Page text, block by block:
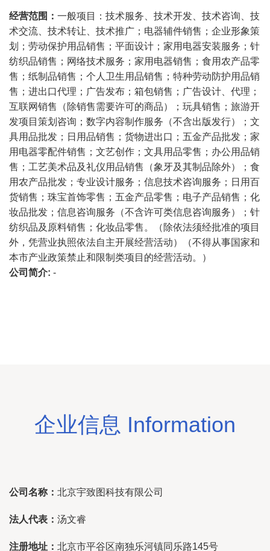
经营范围： 一般项目：技术服务、技术开发、技术咨询、技
术交流、技术转让、技术推广；电器辅件销售；企业形象策
划；劳动保护用品销售；平面设计；家用电器安装服务；针
纺织品销售；网络技术服务；家用电器销售；食用农产品零
售；纸制品销售；个人卫生用品销售；特种劳动防护用品销
售；进出口代理；广告发布；箱包销售；广告设计、代理；
互联网销售（除销售需要许可的商品）；玩具销售；旅游开
发项目策划咨询；数字内容制作服务（不含出版发行）；文
具用品批发；日用品销售；货物进出口；五金产品批发；家
用电器零配件销售；文艺创作；文具用品零售；办公用品销
售；工艺美术品及礼仪用品销售（象牙及其制品除外）；食
用农产品批发；专业设计服务；信息技术咨询服务；日用百
货销售；珠宝首饰零售；五金产品零售；电子产品销售；化
妆品批发；信息咨询服务（不含许可类信息咨询服务）；针
纺织品及原料销售；化妆品零售。（除依法须经批准的项目
外，凭营业执照依法自主开展经营活动）（不得从事国家和
本市产业政策禁止和限制类项目的经营活动。）
公司简介: -
企业信息 Information
公司名称： 北京宇致图科技有限公司
法人代表： 汤文睿
注册地址： 北京市平谷区南独乐河镇同乐路145号